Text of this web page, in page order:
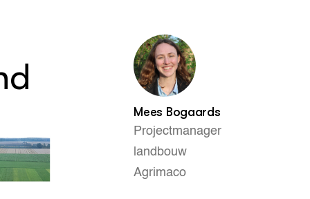
Columns & Blogs
ZIE OOK
In de regio
Projecten
Mees Bogaards
Projectmanager
landbouw
Agrimaco